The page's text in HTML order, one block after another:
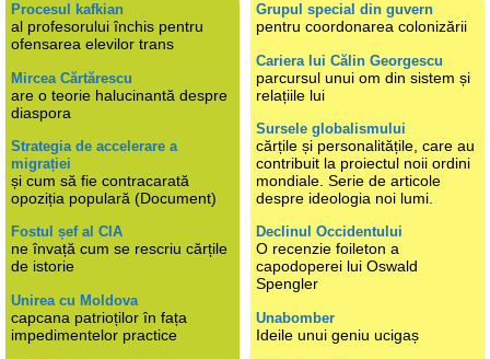
Procesul kafkian
al profesorului închis pentru
ofensarea elevilor trans
Mircea Cărtărescu
are o teorie halucinantă despre
diaspora
Strategia de accelerare a
migrației
și cum să fie contracarată
opoziția populară (Document)
Fostul șef al CIA
ne învață cum se rescriu cărțile
de istorie
Unirea cu Moldova
capcana patrioților în fața
impedimentelor practice
Grupul special din guvern
pentru coordonarea colonizării
Cariera lui Călin Georgescu
parcursul unui om din sistem și
relațiile lui
Sursele globalismului
cărțile și personalitățile, care au
contribuit la proiectul noii ordini
mondiale. Serie de articole
despre ideologia noi lumi.
Declinul Occidentului
O recenzie foileton a
capodoperei lui Oswald
Spengler
Unabomber
Ideile unui geniu ucigaș